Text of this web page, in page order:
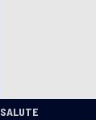
SALUTE